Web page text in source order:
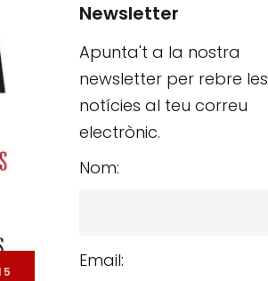
Newsletter
Apunta't a la nostra
newsletter per rebre les
notícies al teu correu
electrònic.
Nom:
Email: